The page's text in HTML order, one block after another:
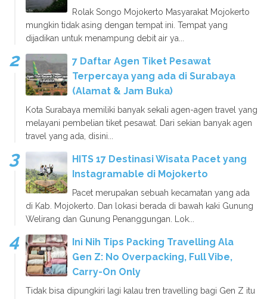
Rolak Songo Mojokerto Masyarakat Mojokerto
mungkin tidak asing dengan tempat ini. Tempat yang
dijadikan untuk menampung debit air ya...
7 Daftar Agen Tiket Pesawat
Terpercaya yang ada di Surabaya
(Alamat & Jam Buka)
Kota Surabaya memiliki banyak sekali agen-agen travel yang
melayani pembelian tiket pesawat. Dari sekian banyak agen
travel yang ada, disini...
HITS 17 Destinasi Wisata Pacet yang
Instagramable di Mojokerto
Pacet merupakan sebuah kecamatan yang ada
di Kab. Mojokerto. Dan lokasi berada di bawah kaki Gunung
Welirang dan Gunung Penanggungan. Lok...
Ini Nih Tips Packing Travelling Ala
Gen Z: No Overpacking, Full Vibe,
Carry-On Only
Tidak bisa dipungkiri lagi kalau tren travelling bagi Gen Z itu